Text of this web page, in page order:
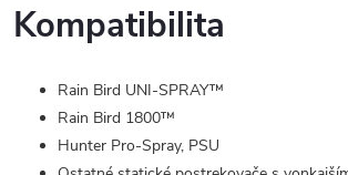
Kompatibilita
Rain Bird UNI-SPRAY™
Rain Bird 1800™
Hunter Pro-Spray, PSU